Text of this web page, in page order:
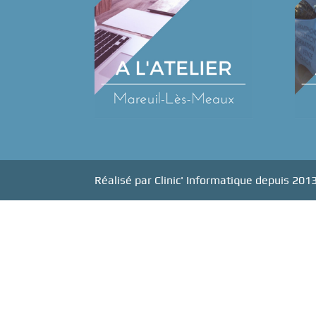
Réalisé par Clinic' Informatique depuis